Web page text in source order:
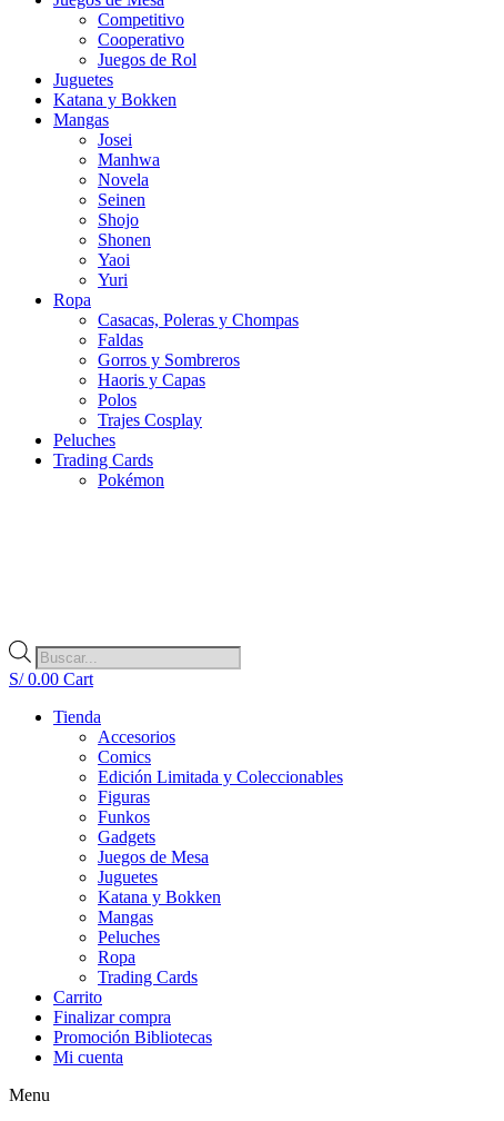
Competitivo
Cooperativo
Juegos de Rol
Juguetes
Katana y Bokken
Mangas
Josei
Manhwa
Novela
Seinen
Shojo
Shonen
Yaoi
Yuri
Ropa
Casacas, Poleras y Chompas
Faldas
Gorros y Sombreros
Haoris y Capas
Polos
Trajes Cosplay
Peluches
Trading Cards
Pokémon
Búsqueda
de
productos
S/0.00 Cart
Tienda
Accesorios
Comics
Edición Limitada y Coleccionables
Figuras
Funkos
Gadgets
Juegos de Mesa
Juguetes
Katana y Bokken
Mangas
Peluches
Ropa
Trading Cards
Carrito
Finalizar compra
Promoción Bibliotecas
Mi cuenta
Menu